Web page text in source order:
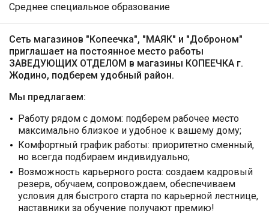
Среднее специальное образование
Сеть магазинов "Копеечка", "МАЯК" и "Доброном"
приглашает на постоянное место работы
ЗАВЕДУЮЩИХ ОТДЕЛОМ в магазины КОПЕЕЧКА г.
Жодино, подберем удобный район.
Мы предлагаем:
Работу рядом с домом: подберем рабочее место
максимально близкое и удобное к вашему дому;
Комфортный график работы: приоритетно сменный,
но всегда подбираем индивидуально;
Возможность карьерного роста: создаем кадровый
резерв, обучаем, сопровождаем, обеспечиваем
условия для быстрого старта по карьерной лестнице,
наставники за обучение получают премию!